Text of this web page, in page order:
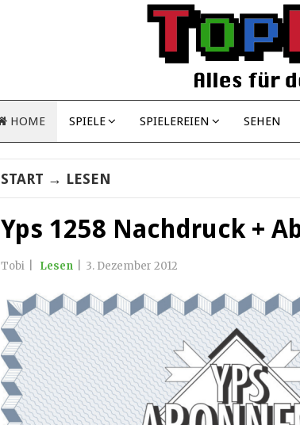
HOME SPIELE SPIELEREIEN SEHEN
START → LESEN
Yps 1258 Nachdruck +
Tobi Lesen 3. Dezember 2012